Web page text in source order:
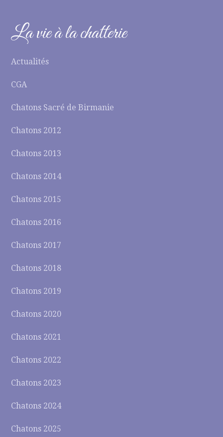
La vie à la chatterie
Actualités
CGA
Chatons Sacré de Birmanie
Chatons 2012
Chatons 2013
Chatons 2014
Chatons 2015
Chatons 2016
Chatons 2017
Chatons 2018
Chatons 2019
Chatons 2020
Chatons 2021
Chatons 2022
Chatons 2023
Chatons 2024
Chatons 2025